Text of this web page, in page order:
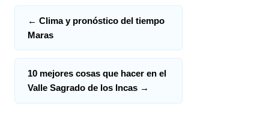
← Clima y pronóstico del tiempo
Maras
10 mejores cosas que hacer en el
Valle Sagrado de los Incas →